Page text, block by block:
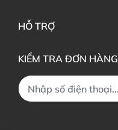
HỖ TRỢ
KIỂM TRA ĐƠN HÀNG